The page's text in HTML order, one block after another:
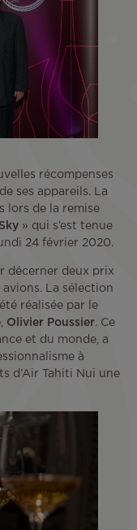
récompenses
ses appareils. La
lors de la remise
» qui s’est tenue
24 février 2020.
décerner deux prix
La sélection
réalisée par le
Olivier Poussier. Ce
et du monde, a
à
d’Air Tahiti Nui une